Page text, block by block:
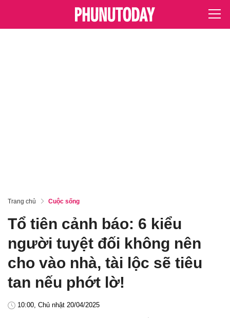
Trang chủ Cuộc sống
Tổ tiên cảnh báo: 6 kiểu
người tuyệt đối không nên
cho vào nhà, tài lộc sẽ tiêu
tan nếu phớt lờ!
10:00, Chủ nhật 20/04/2025